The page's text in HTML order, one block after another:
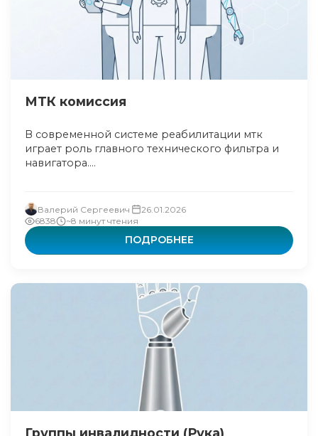
МТК комиссия
В современной системе реабилитации мтк
играет роль главного технического фильтра и
навигатора....
Валерий Сергеевич
26.01.2026
6838
~8 минут чтения
ПОДРОБНЕЕ
Группы инвалидности (Рука)